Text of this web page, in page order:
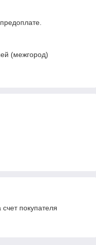
(межгород)
покупателя